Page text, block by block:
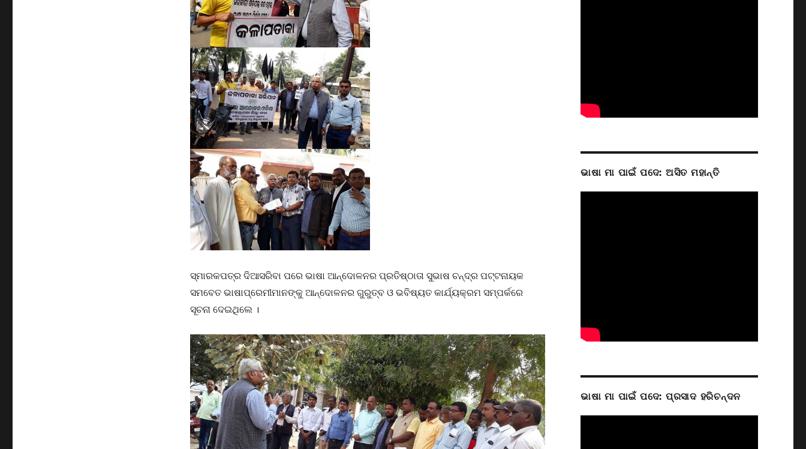
ସ୍ମାରକପତ୍ର ଦିଆସରିବା ପରେ ଭାଷା ଆନ୍ଦୋଳନର ପ୍ରତିଷ୍ଠାତା ସୁଭାଷ ଚନ୍ଦ୍ର ପଟ୍ଟନାୟକ
ସମବେତ ଭାଷାପ୍ରେମୀମାନଙ୍କୁ ଆନ୍ଦୋଳନର ଗୁରୁତ୍ବ ଓ ଭବିଷ୍ୟତ କାର୍ଯ୍ୟକ୍ରମ ସମ୍ପର୍କରେ
ସୂଚନା ଦେଇଥିଲେ ।
ଭାଷା ମା ପାଇଁ ପଦେ: ଅସିତ ମହାନ୍ତି
ଭାଷା ମା ପାଇଁ ପଦେ: ପ୍ରସାଦ ହରିଚନ୍ଦନ